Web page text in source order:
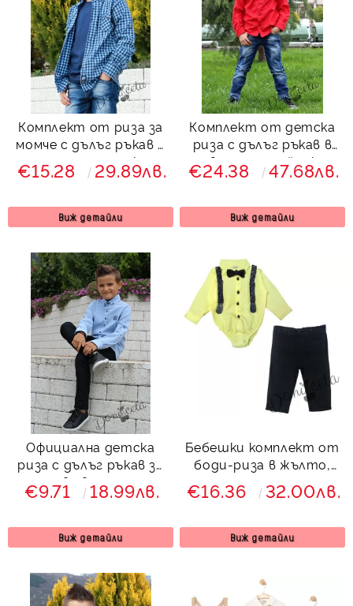
Комплект от риза за
момче с дълъг ръкав в
синьо и тениска
€15.28 29.89лв.
Виж детайли
Комплект от детска
риза с дълъг ръкав в
червено с папийонка и
дънки от колекция
€24.38 47.68лв.
Виж детайли
Официална детска
риза с дълъг ръкав за
момче в светлосиньо
857644
€9.71 18.99лв.
Виж детайли
Бебешки комплект от
боди-риза в жълто,
панталон, тиранти и
папийонка в
€16.36 32.00лв.
Виж детайли